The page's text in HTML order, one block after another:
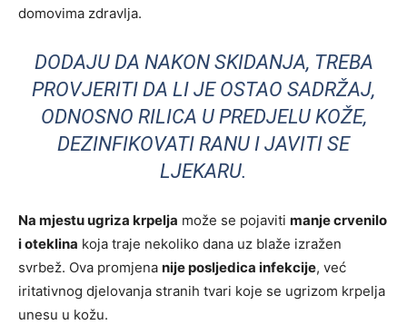
domovima zdravlja.
DODAJU DA NAKON SKIDANJA, TREBA
PROVJERITI DA LI JE OSTAO SADRŽAJ,
ODNOSNO RILICA U PREDJELU KOŽE,
DEZINFIKOVATI RANU I JAVITI SE
LJEKARU.
Na mjestu ugriza krpelja može se pojaviti manje crvenilo
i oteklina koja traje nekoliko dana uz blaže izražen
svrbež. Ova promjena nije posljedica infekcije, već
iritativnog djelovanja stranih tvari koje se ugrizom krpelja
unesu u kožu.